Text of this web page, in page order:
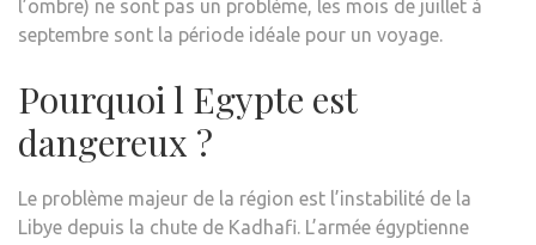
l’ombre) ne sont pas un problème, les mois de juillet à
septembre sont la période idéale pour un voyage.
Pourquoi l Egypte est
dangereux ?
Le problème majeur de la région est l’instabilité de la
Libye depuis la chute de Kadhafi. L’armée égyptienne